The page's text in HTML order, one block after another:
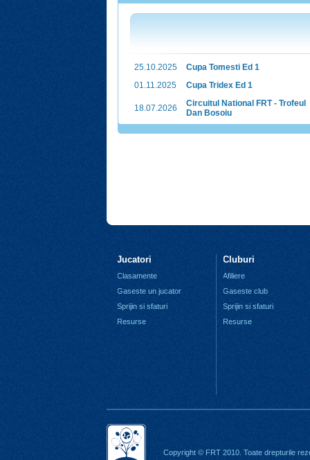
25.10.2025
Cupa Tomesti Ed 1
01.11.2025
Cupa Tridex Ed 1
18.07.2026
Circuitul National FRT - Trofeul
Dan Bosoiu
Jucatori
Clasamente
Gaseste un jucator
Sprijin si sfaturi
Resurse
Cluburi
Afiliere
Gaseste club
Sprijin si sfaturi
Resurse
Copyright © FRT 2010. Toate drepturile